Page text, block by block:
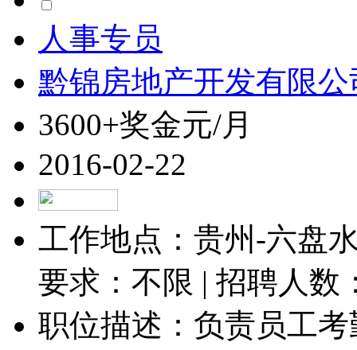
人事专员
黔锦房地产开发有限
3600+奖金元/月
2016-02-22
工作地点：贵州-六盘
要求：不限 | 招聘人数
职位描述：负责员工